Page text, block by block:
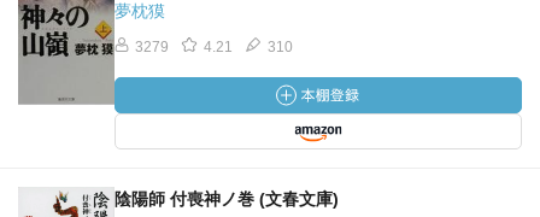
夢枕獏
3279 4.21 310
陰陽師 付喪神ノ巻 (文春文庫)